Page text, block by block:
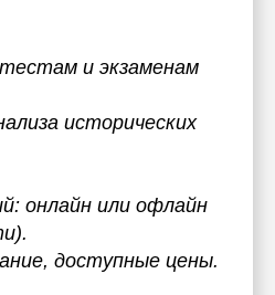
и экзаменам
исторических
онлайн или офлайн
доступные цены.